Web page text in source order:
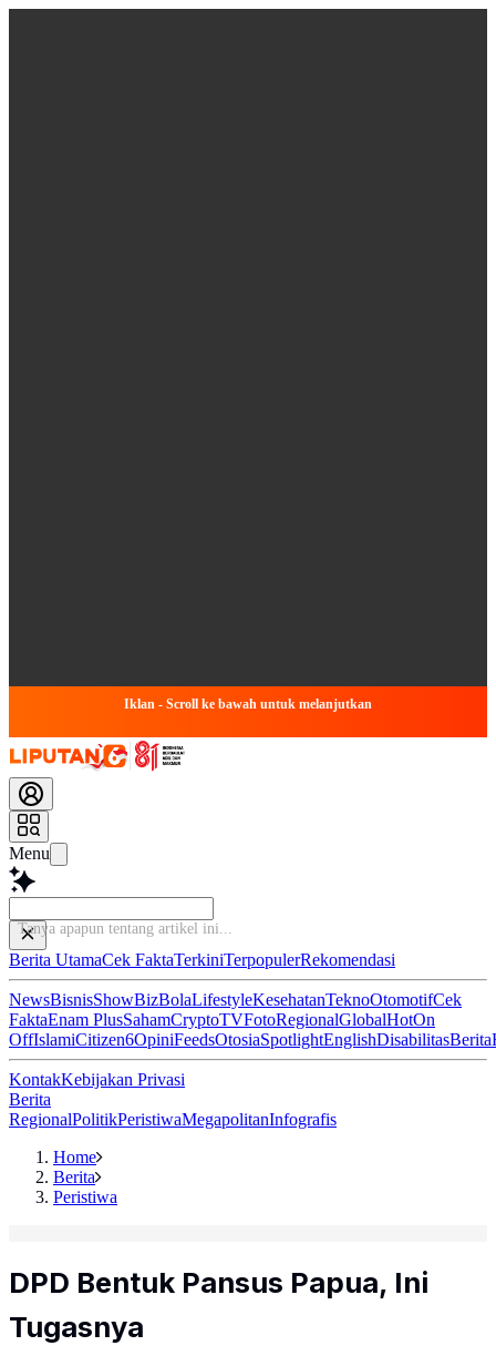
Iklan - Scroll ke bawah untuk melanjutkan
Menu
Tanya apapun tentang artikel i
Berita UtamaCek FaktaTerkiniTerpopulerRekomendasi
NewsBisnisShowBizBolaLifestyleKesehatanTeknoOtomotifCek
FaktaEnam PlusSahamCryptoTVFotoRegionalGlobalHotOn
OffIslamiCitizen6OpiniFeedsOtosiaSpotlightEnglishDisabilitasBerita
KontakKebijakan Privasi
Berita
RegionalPolitikPeristiwaMegapolitanInfografis
Home
Berita
Peristiwa
DPD Bentuk Pansus Papua, Ini
Tugasnya